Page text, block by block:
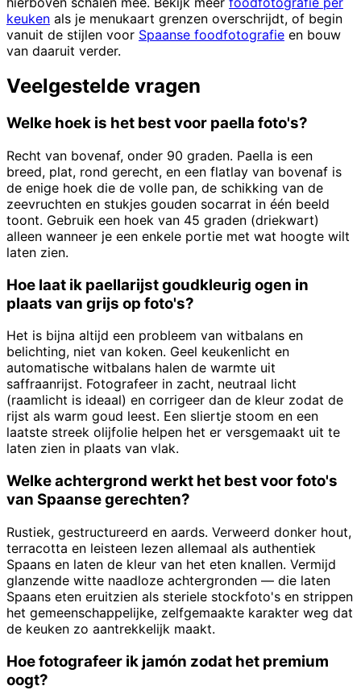
keuken als je menukaart grenzen overschrijdt, of begin
vanuit de stijlen voor Spaanse foodfotografie en bouw
van daaruit verder.
Veelgestelde vragen
Welke hoek is het best voor paella foto's?
Recht van bovenaf, onder 90 graden. Paella is een
breed, plat, rond gerecht, en een flatlay van bovenaf is
de enige hoek die de volle pan, de schikking van de
zeevruchten en stukjes gouden socarrat in één beeld
toont. Gebruik een hoek van 45 graden (driekwart)
alleen wanneer je een enkele portie met wat hoogte wilt
laten zien.
Hoe laat ik paellarijst goudkleurig ogen in
plaats van grijs op foto's?
Het is bijna altijd een probleem van witbalans en
belichting, niet van koken. Geel keukenlicht en
automatische witbalans halen de warmte uit
saffraanrijst. Fotografeer in zacht, neutraal licht
(raamlicht is ideaal) en corrigeer dan de kleur zodat de
rijst als warm goud leest. Een sliertje stoom en een
laatste streek olijfolie helpen het er versgemaakt uit te
laten zien in plaats van vlak.
Welke achtergrond werkt het best voor foto's
van Spaanse gerechten?
Rustiek, gestructureerd en aards. Verweerd donker hout,
terracotta en leisteen lezen allemaal als authentiek
Spaans en laten de kleur van het eten knallen. Vermijd
glanzende witte naadloze achtergronden — die laten
Spaans eten eruitzien als steriele stockfoto's en strippen
het gemeenschappelijke, zelfgemaakte karakter weg dat
de keuken zo aantrekkelijk maakt.
Hoe fotografeer ik jamón zodat het premium
oogt?